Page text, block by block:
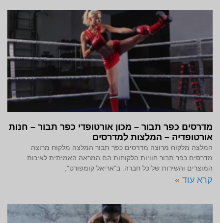
מדרסים כפר תבור – מכון אורטופדי כפר תבור – חנות
אורטופדיה – המלצות למדרסים
המלצה מלקוח מרוצה מדרסים כפר תבור המלצה מלקוח מרוצה
מדרסים כפר תבור חוויות הלקוחות הם המראה האמיתית לאיכות
המוצרים והשירות של כל חברה. ב"אריאל קומפורט",
קרא עוד »